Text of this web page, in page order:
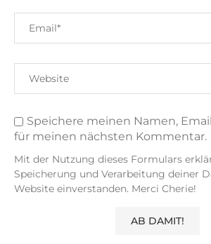
Speichere meinen Namen,
für meinen nächsten Kommentar.
Mit der Nutzung dieses Formulars
Speicherung und Verarbeitung deiner
Website einverstanden. Merci Cherie!